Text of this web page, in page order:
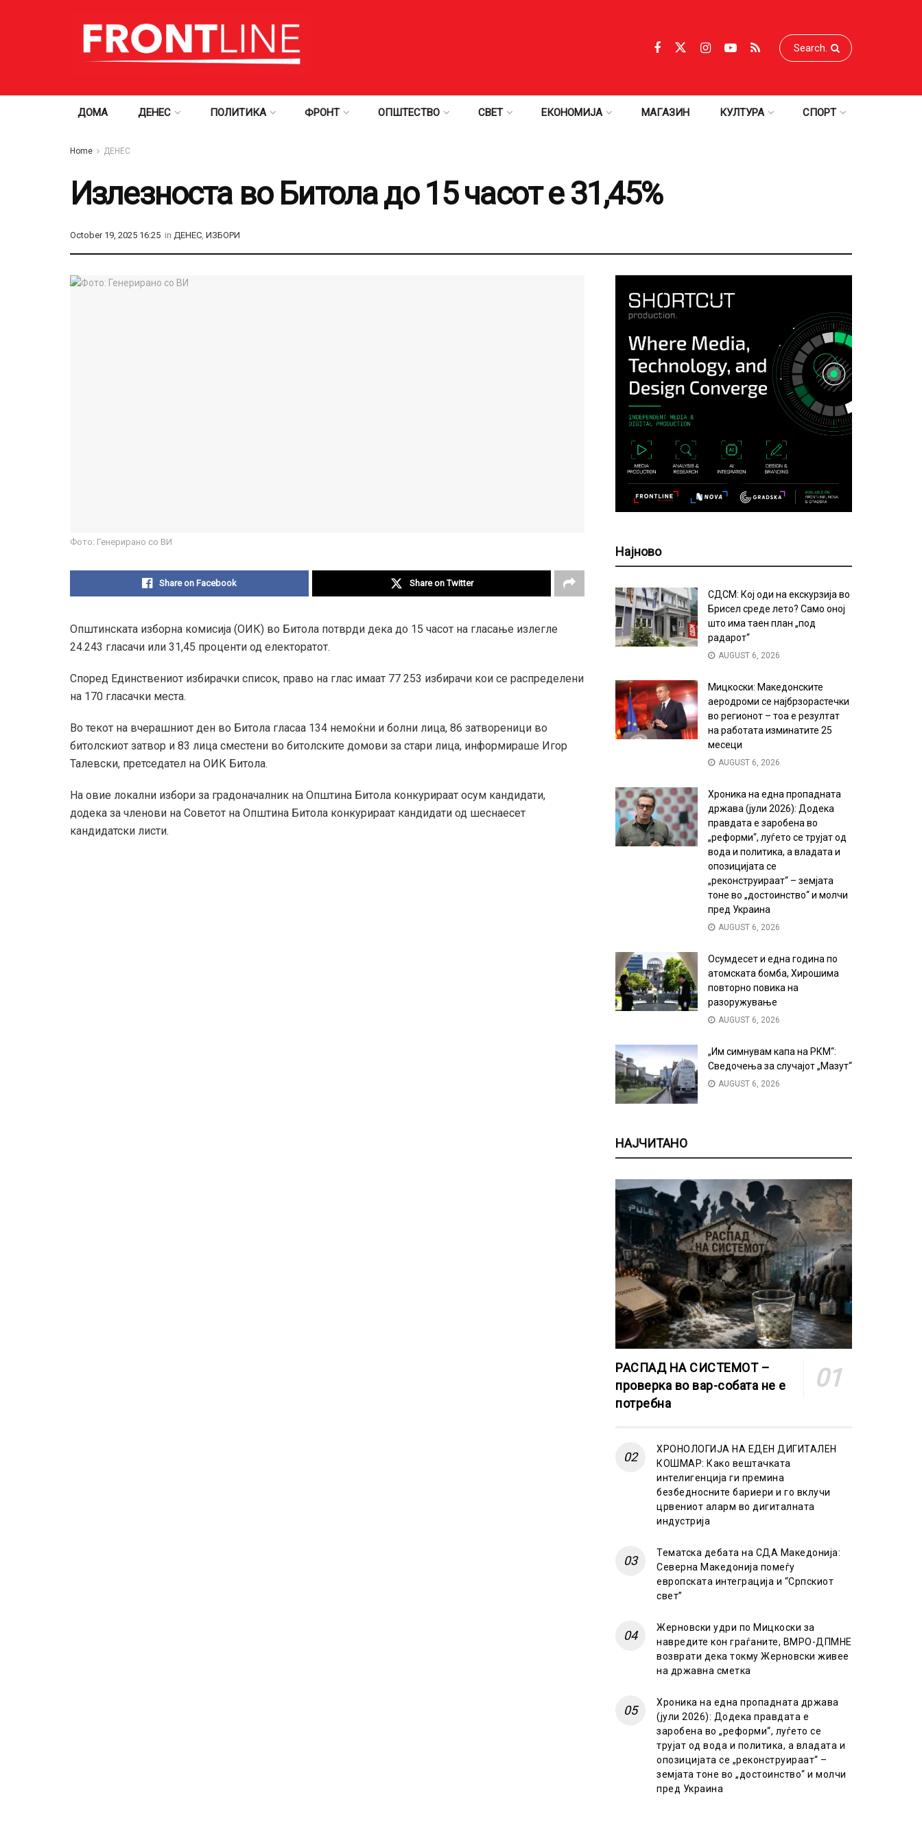
ДОМА ДЕНЕС ПОЛИТИКА ФРОНТ ОПШТЕСТВО СВЕТ ЕКОНОМИЈА МАГАЗИН КУЛТУРА СПОРТ
Home ДЕНЕС
Излезноста во Битола до 15 часот е 31,45%
October 19, 2025 16:25 in ДЕНЕС, ИЗБОРИ
Фото: Генерирано со ВИ
Share on Facebook Share on Twitter
Општинската изборна комисија (ОИК) во Битола потврди дека до 15 часот на гласање излегле
24.243 гласачи или 31,45 проценти од електоратот.
Според Единствениот избирачки список, право на глас имаат 77 253 избирачи кои се распределени
на 170 гласачки места.
Во текот на вчерашниот ден во Битола гласаа 134 немоќни и болни лица, 86 затвореници во
битолскиот затвор и 83 лица сместени во битолските домови за стари лица, информираше Игор
Талевски, претседател на ОИК Битола.
На овие локални избори за градоначалник на Општина Битола конкурираат осум кандидати,
додека за членови на Советот на Општина Битола конкурираат кандидати од шеснаесет
кандидатски листи.
Најново
СДСМ: Кој оди на екскурзија во
Брисел среде лето? Само оној
што има таен план „под
радарот“
AUGUST 6, 2026
Мицкоски: Македонските
аеродроми се најбрзорастечки
во регионот – тоа е резултат
на работата изминатите 25
месеци
AUGUST 6, 2026
Хроника на една пропадната
држава (јули 2026): Додека
правдата е заробена во
„реформи“, луѓето се трујат од
вода и политика, а владата и
опозицијата се
„реконструираат“ – земјата
тоне во „достоинство“ и молчи
пред Украина
AUGUST 6, 2026
Осумдесет и една година по
атомската бомба, Хирошима
повторно повика на
разоружување
AUGUST 6, 2026
„Им симнувам капа на РКМ“:
Сведочења за случајот „Мазут“
AUGUST 6, 2026
НАЈЧИТАНО
РАСПАД НА СИСТЕМОТ –
проверка во вар-собата не е
потребна
ХРОНОЛОГИЈА НА ЕДЕН ДИГИТАЛЕН
КОШМАР: Како вештачката
интелигенција ги премина
безбедносните бариери и го вклучи
црвениот аларм во дигиталната
индустрија
Тематска дебата на СДА Македонија:
Северна Македонија помеѓу
европската интеграција и “Српскиот
свет”
Жерновски удри по Мицкоски за
навредите кон граѓаните, ВМРО-ДПМНЕ
возврати дека токму Жерновски живее
на државна сметка
Хроника на една пропадната држава
(јули 2026): Додека правдата е
заробена во „реформи“, луѓето се
трујат од вода и политика, а владата и
опозицијата се „реконструираат“ –
земјата тоне во „достоинство“ и молчи
пред Украина